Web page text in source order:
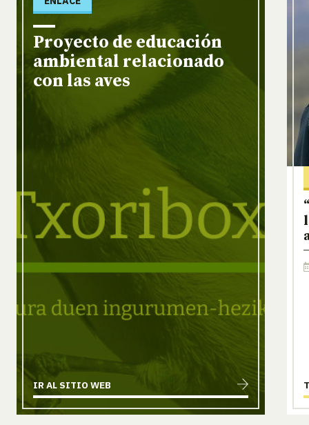
Proyecto de educación
ambiental relacionado
con las aves
IR AL SITIO WEB